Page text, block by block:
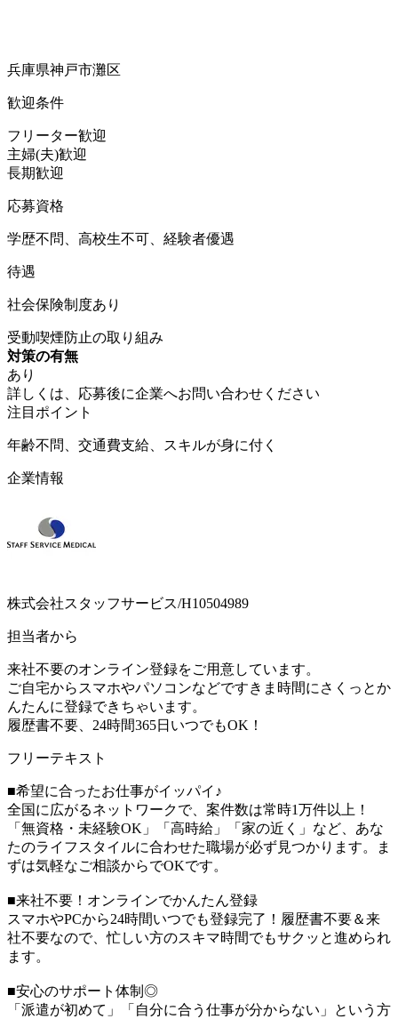
兵庫県神戸市灘区
歓迎条件
フリーター歓迎
主婦(夫)歓迎
長期歓迎
応募資格
学歴不問、高校生不可、経験者優遇
待遇
社会保険制度あり
受動喫煙防止の取り組み
対策の有無
あり
詳しくは、応募後に企業へお問い合わせください
注目ポイント
年齢不問、交通費支給、スキルが身に付く
企業情報
株式会社スタッフサービス/H10504989
担当者から
来社不要のオンライン登録をご用意しています。
ご自宅からスマホやパソコンなどですきま時間にさくっとか
んたんに登録できちゃいます。
履歴書不要、24時間365日いつでもOK！
フリーテキスト
■希望に合ったお仕事がイッパイ♪
全国に広がるネットワークで、案件数は常時1万件以上！
「無資格・未経験OK」「高時給」「家の近く」など、あな
たのライフスタイルに合わせた職場が必ず見つかります。ま
ずは気軽なご相談からでOKです。
■来社不要！オンラインでかんたん登録
スマホやPCから24時間いつでも登録完了！履歴書不要＆来
社不要なので、忙しい方のスキマ時間でもサクッと進められ
ます。
■安心のサポート体制◎
「派遣が初めて」「自分に合う仕事が分からない」という方